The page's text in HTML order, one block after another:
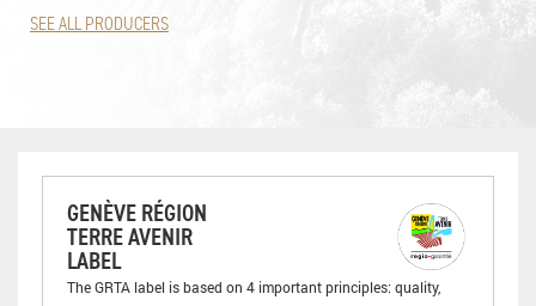
SEE ALL PRODUCERS
GENÈVE RÉGION
TERRE AVENIR
LABEL
The GRTA label is based on 4 important principles: quality,